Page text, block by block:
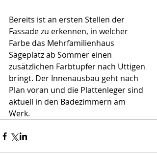
Bereits ist an ersten Stellen der
Fassade zu erkennen, in welcher
Farbe das Mehrfamilienhaus
Sägeplatz ab Sommer einen
zusätzlichen Farbtupfer nach Uttigen
bringt. Der Innenausbau geht nach
Plan voran und die Plattenleger sind
aktuell in den Badezimmern am
Werk.